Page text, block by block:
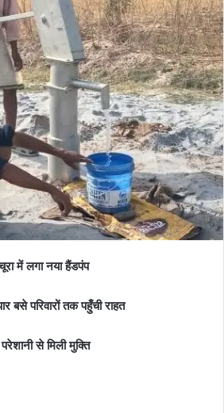
में लगा नया हैंडपंप
बसे परिवारों तक पहुँची राहत
से मिली मुक्ति